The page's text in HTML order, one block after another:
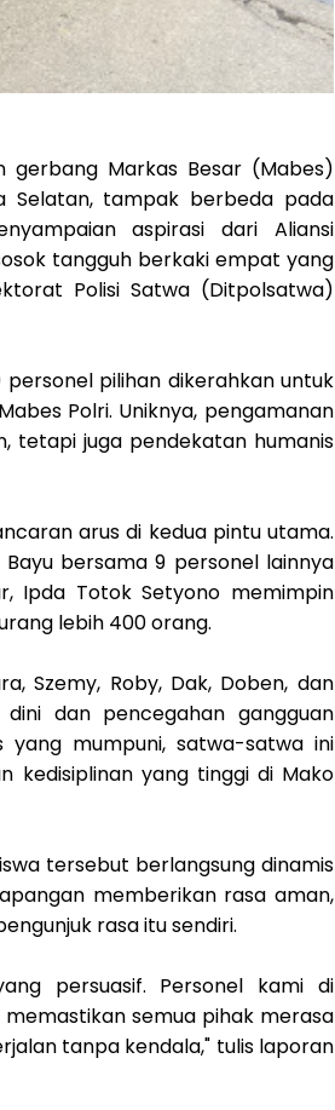
gerbang Markas Besar (Mabes)
Selatan, tampak berbeda pada
aspirasi dari Aliansi
tangguh berkaki empat yang
Polisi Satwa (Ditpolsatwa)
pilihan dikerahkan untuk
Polri. Uniknya, pengamanan
tetapi juga pendekatan humanis
arus di kedua pintu utama.
bersama 9 personel lainnya
Ipda Totok Setyono memimpin
lebih 400 orang.
Szemy, Roby, Dak, Doben, dan
dan pencegahan gangguan
yang mumpuni, satwa-satwa ini
kedisiplinan yang tinggi di Mako
tersebut berlangsung dinamis
memberikan rasa aman,
rasa itu sendiri.
persuasif. Personel kami di
semua pihak merasa
tanpa kendala," tulis laporan